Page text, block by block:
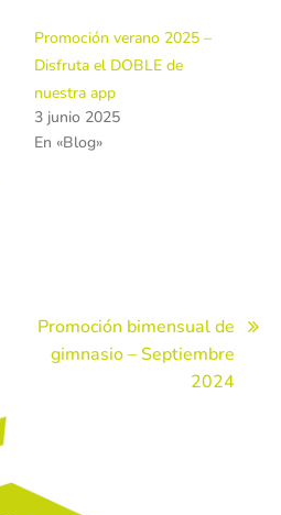
Promoción verano 2025 –
Disfruta el DOBLE de
nuestra app
3 junio 2025
En «Blog»
Promoción bimensual de
gimnasio – Septiembre
2024